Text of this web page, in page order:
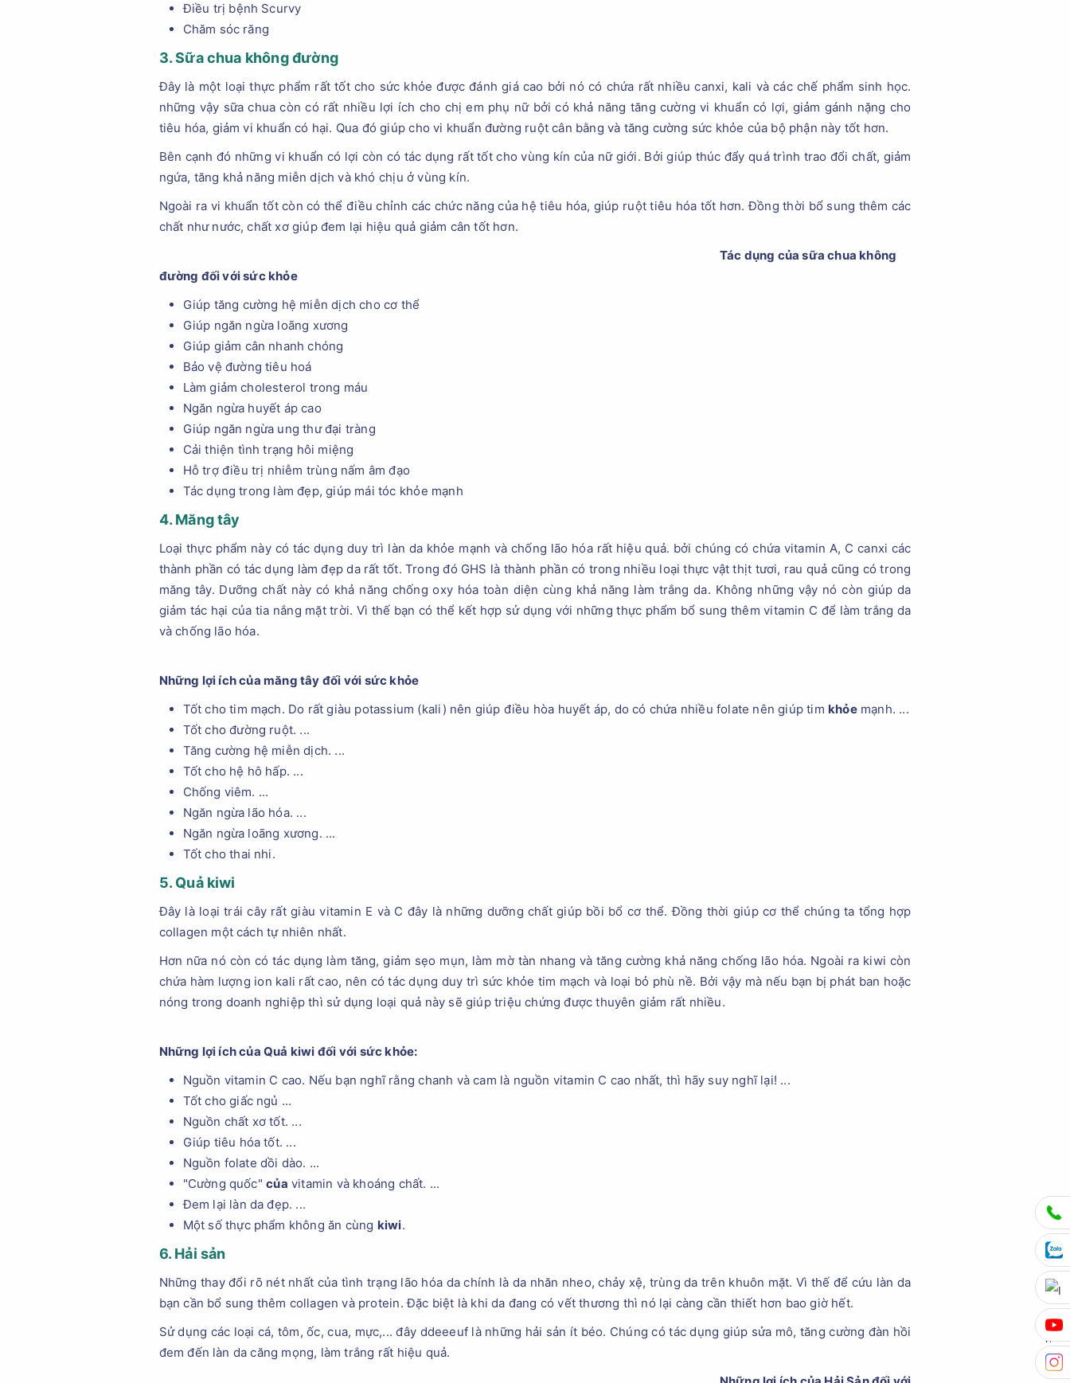
Điều trị bệnh Scurvy
Chăm sóc răng
3. Sữa chua không đường
Đây là một loại thực phẩm rất tốt cho sức khỏe được đánh giá cao bởi nó có chứa rất nhiều canxi, kali và các chế phẩm sinh học.
những vậy sữa chua còn có rất nhiều lợi ích cho chị em phụ nữ bởi có khả năng tăng cường vi khuẩn có lợi, giảm gánh nặng cho
tiêu hóa, giảm vi khuẩn có hại. Qua đó giúp cho vi khuẩn đường ruột cân bằng và tăng cường sức khỏe của bộ phận này tốt hơn.
Bên cạnh đó những vi khuẩn có lợi còn có tác dụng rất tốt cho vùng kín của nữ giới. Bởi giúp thúc đẩy quá trình trao đổi chất, giảm
ngứa, tăng khả năng miễn dịch và khó chịu ở vùng kín.
Ngoài ra vi khuẩn tốt còn có thể điều chỉnh các chức năng của hệ tiêu hóa, giúp ruột tiêu hóa tốt hơn. Đồng thời bổ sung thêm các
chất như nước, chất xơ giúp đem lại hiệu quả giảm cân tốt hơn.
Tác dụng của sữa chua không
đường đối với sức khỏe
Giúp tăng cường hệ miễn dịch cho cơ thể
Giúp ngăn ngừa loãng xương
Giúp giảm cân nhanh chóng
Bảo vệ đường tiêu hoá
Làm giảm cholesterol trong máu
Ngăn ngừa huyết áp cao
Giúp ngăn ngừa ung thư đại tràng
Cải thiện tình trạng hôi miệng
Hỗ trợ điều trị nhiễm trùng nấm âm đạo
Tác dụng trong làm đẹp, giúp mái tóc khỏe mạnh
4. Măng tây
Loại thực phẩm này có tác dụng duy trì làn da khỏe mạnh và chống lão hóa rất hiệu quả. bởi chúng có chứa vitamin A, C canxi các
thành phần có tác dụng làm đẹp da rất tốt. Trong đó GHS là thành phần có trong nhiều loại thực vật thịt tươi, rau quả cũng có trong
măng tây. Dưỡng chất này có khả năng chống oxy hóa toàn diện cùng khả năng làm trắng da. Không những vậy nó còn giúp da
giảm tác hại của tia nắng mặt trời. Vì thế bạn có thể kết hợp sử dụng với những thực phẩm bổ sung thêm vitamin C để làm trắng da
và chống lão hóa.
Những lợi ích của măng tây đối với sức khỏe
Tốt cho tim mạch. Do rất giàu potassium (kali) nên giúp điều hòa huyết áp, do có chứa nhiều folate nên giúp tim khỏemạnh. ...
Tốt cho đường ruột. ...
Tăng cường hệ miễn dịch. ...
Tốt cho hệ hô hấp. ...
Chống viêm. ...
Ngăn ngừa lão hóa. ...
Ngăn ngừa loãng xương. ...
Tốt cho thai nhi.
5. Quả kiwi
Đây là loại trái cây rất giàu vitamin E và C đây là những dưỡng chất giúp bồi bổ cơ thể. Đồng thời giúp cơ thể chúng ta tổng hợp
collagen một cách tự nhiên nhất.
Hơn nữa nó còn có tác dụng làm tăng, giảm sẹo mụn, làm mờ tàn nhang và tăng cường khả năng chống lão hóa. Ngoài ra kiwi còn
chứa hàm lượng ion kali rất cao, nên có tác dụng duy trì sức khỏe tim mạch và loại bỏ phù nề. Bởi vậy mà nếu bạn bị phát ban hoặc
nóng trong doanh nghiệp thì sử dụng loại quả này sẽ giúp triệu chứng được thuyên giảm rất nhiều.
Những lợi ích của Quả kiwi đối với sức khỏe:
Nguồn vitamin C cao. Nếu bạn nghĩ rằng chanh và cam là nguồn vitamin C cao nhất, thì hãy suy nghĩ lại! ...
Tốt cho giấc ngủ ...
Nguồn chất xơ tốt. ...
Giúp tiêu hóa tốt. ...
Nguồn folate dồi dào. ...
"Cường quốc"của vitamin và khoáng chất. ...
Đem lại làn da đẹp. ...
Một số thực phẩm không ăn cùng kiwi.
6. Hải sản
Những thay đổi rõ nét nhất của tình trạng lão hóa da chính là da nhăn nheo, chảy xệ, trùng da trên khuôn mặt. Vì thế để cứu làn da
bạn cần bổ sung thêm collagen và protein. Đặc biệt là khi da đang có vết thương thì nó lại càng cần thiết hơn bao giờ hết.
Sử dụng các loại cá, tôm, ốc, cua, mực,... đây ddeeeuf là những hải sản ít béo. Chúng có tác dụng giúp sửa mô, tăng cường đàn hồi
đem đến làn da căng mọng, làm trắng rất hiệu quả.